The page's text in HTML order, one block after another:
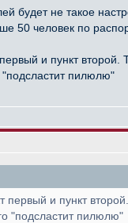
будет не такое
50 человек по
и пункт
"подсластит пилюлю"
первый и пункт
"подсластит пилюлю"